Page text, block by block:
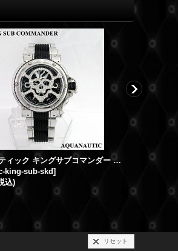
アクアノウティック キングサブコマンダー スカルマスク ダイヤ
king-sub-skd]
込)
リセット